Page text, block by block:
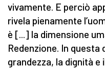
vivamente. E perciò
rivela pienamente
è [...] la dimensione
Redenzione. In questa
grandezza, la dignità e